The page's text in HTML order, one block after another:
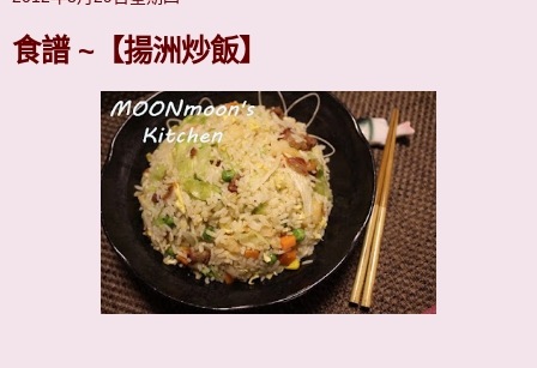
食譜 ~【揚洲炒飯】